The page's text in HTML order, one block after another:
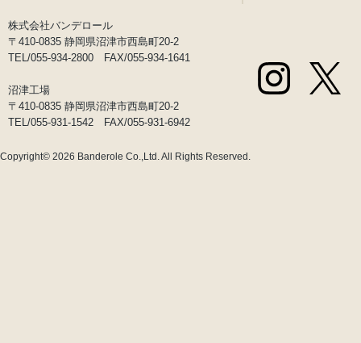
株式会社バンデロール
〒410-0835 静岡県沼津市西島町20-2
TEL/055-934-2800 FAX/055-934-1641
沼津工場
〒410-0835 静岡県沼津市西島町20-2
TEL/055-931-1542 FAX/055-931-6942
Copyright© 2026 Banderole Co.,Ltd.All Rights Reserved.